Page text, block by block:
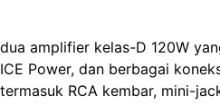
dua amplifier kelas-D 120W
ICE Power, dan berbagai
termasuk RCA kembar, mini-